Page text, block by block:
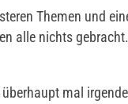
Themen und
alle nichts
mal